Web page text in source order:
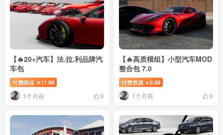
【🔥20+汽车】法.拉.利品牌汽
车包
付费阅读 ￥ 11.88
1个月前 0
【🔥高质模组】小型汽车MOD
整合包 7.0
付费资源 ￥8.88
1个月前 0